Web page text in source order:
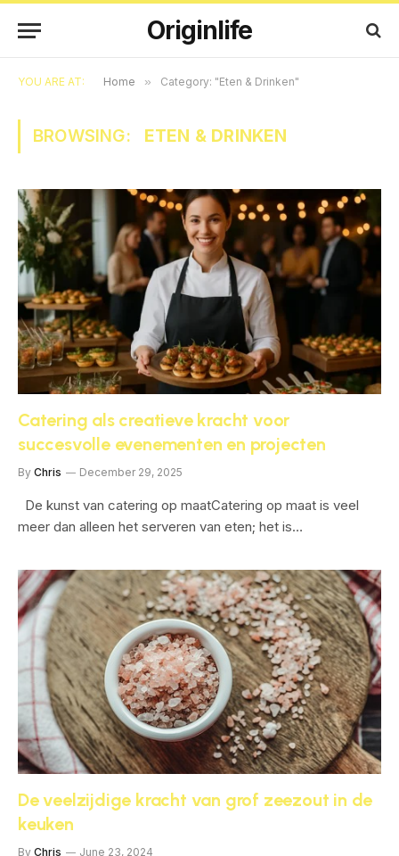
Originlife
YOU ARE AT: Home » Category: "Eten & Drinken"
BROWSING: ETEN & DRINKEN
Catering als creatieve kracht voor
succesvolle evenementen en projecten
By Chris December 29, 2025
De kunst van catering op maatCatering op maat is veel
meer dan alleen het serveren van eten; het is…
De veelzijdige kracht van grof zeezout in de
keuken
By Chris June 23, 2024